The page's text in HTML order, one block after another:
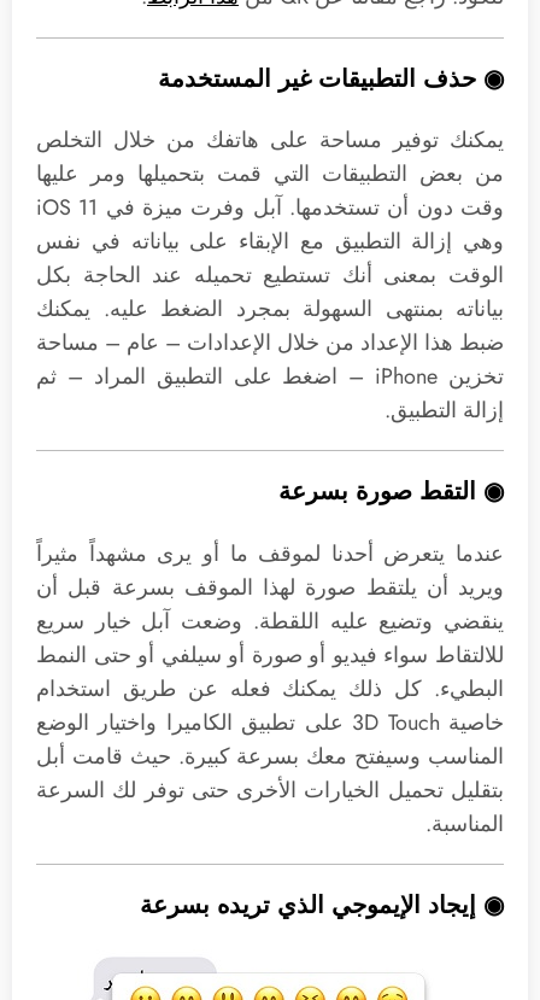
◉ حذف التطبيقات غير المستخدمة
يمكنك توفير مساحة على هاتفك من خلال التخلص
من بعض التطبيقات التي قمت بتحميلها ومر عليها
وقت دون أن تستخدمها. آبل وفرت ميزة في iOS 11
وهي إزالة التطبيق مع الإبقاء على بياناته في نفس
الوقت بمعنى أنك تستطيع تحميله عند الحاجة بكل
بياناته بمنتهى السهولة بمجرد الضغط عليه. يمكنك
ضبط هذا الإعداد من خلال الإعدادات – عام – مساحة
تخزين iPhone – اضغط على التطبيق المراد – ثم
إزالة التطبيق.
◉ التقط صورة بسرعة
عندما يتعرض أحدنا لموقف ما أو يرى مشهداً مثيراً
ويريد أن يلتقط صورة لهذا الموقف بسرعة قبل أن
ينقضي وتضيع عليه اللقطة. وضعت آبل خيار سريع
للالتقاط سواء فيديو أو صورة أو سيلفي أو حتى النمط
البطيء. كل ذلك يمكنك فعله عن طريق استخدام
خاصية 3D Touch على تطبيق الكاميرا واختيار الوضع
المناسب وسيفتح معك بسرعة كبيرة. حيث قامت أبل
بتقليل تحميل الخيارات الأخرى حتى توفر لك السرعة
المناسبة.
◉ إيجاد الإيموجي الذي تريده بسرعة